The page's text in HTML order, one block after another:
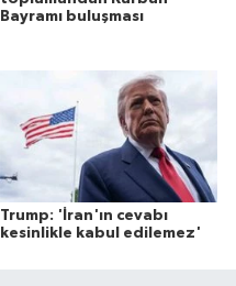
Bayramı buluşması
Trump: 'İran'ın cevabı
kesinlikle kabul edilemez'